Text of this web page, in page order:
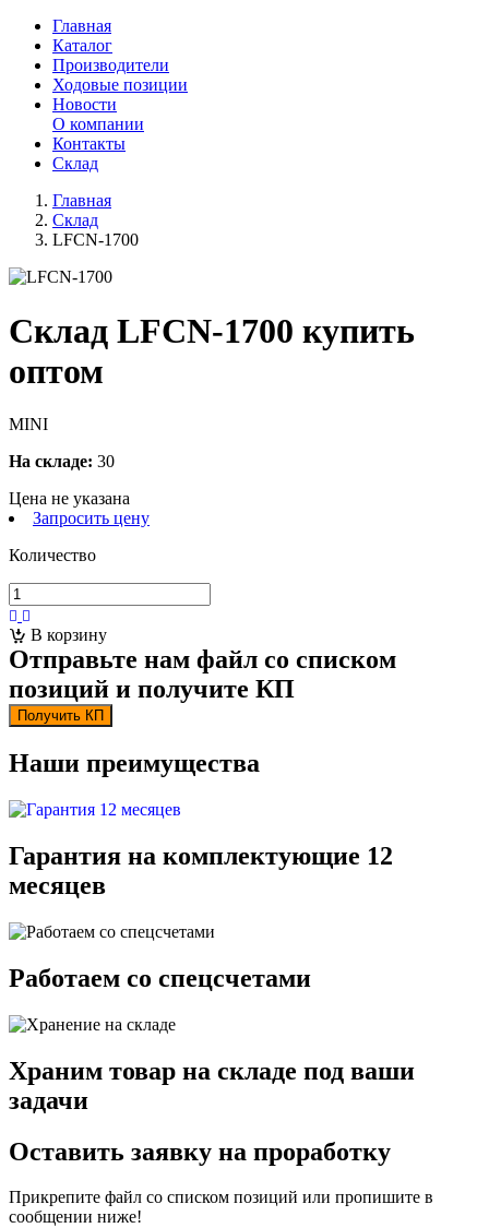
Главная
Каталог
Производители
Ходовые позиции
Новости
О компании
Контакты
Склад
Главная
Склад
LFCN-1700
Склад LFCN-1700 купить
оптом
MINI
На складе: 30
Цена не указана
Запросить цену
Количество
В корзину
Отправьте нам файл со списком
позиций и получите КП
Получить КП
Наши преимущества
Гарантия на комплектующие 12
месяцев
Работаем со спецсчетами
Храним товар на складе под ваши
задачи
Оставить заявку на проработку
Прикрепите файл со списком позиций или пропишите в
сообщении ниже!